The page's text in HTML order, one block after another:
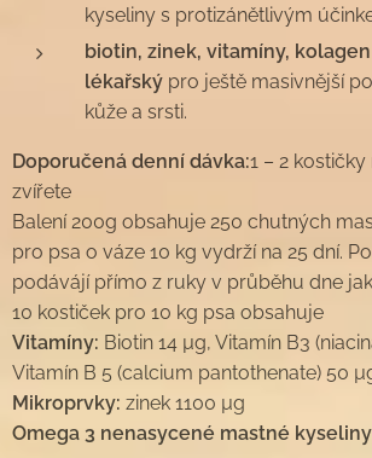
kyseliny s protizánětlivým
biotin, zinek, vitamíny,
lékařský pro ještě masivnější
kůže a srsti.
Doporučená denní dávka:1 – 2
zvířete
Balení 200g obsahuje 250 chutných
pro psa o váze 10 kg vydrží na 25 dní.
podávájí přímo z ruky v průběhu dne
10 kostiček pro 10 kg psa obsahuje
Vitamíny: Biotin 14 µg, Vitamín B3
Vitamín B 5 (calcium pantothenate) 50
Mikroprvky: zinek 1100 µg
Omega 3 nenasycené mastné